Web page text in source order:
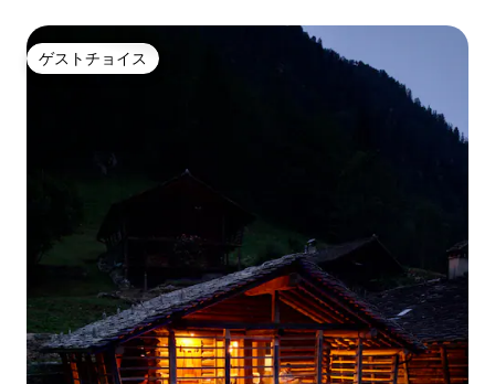
ゲストチョイス
ゲストチョイス